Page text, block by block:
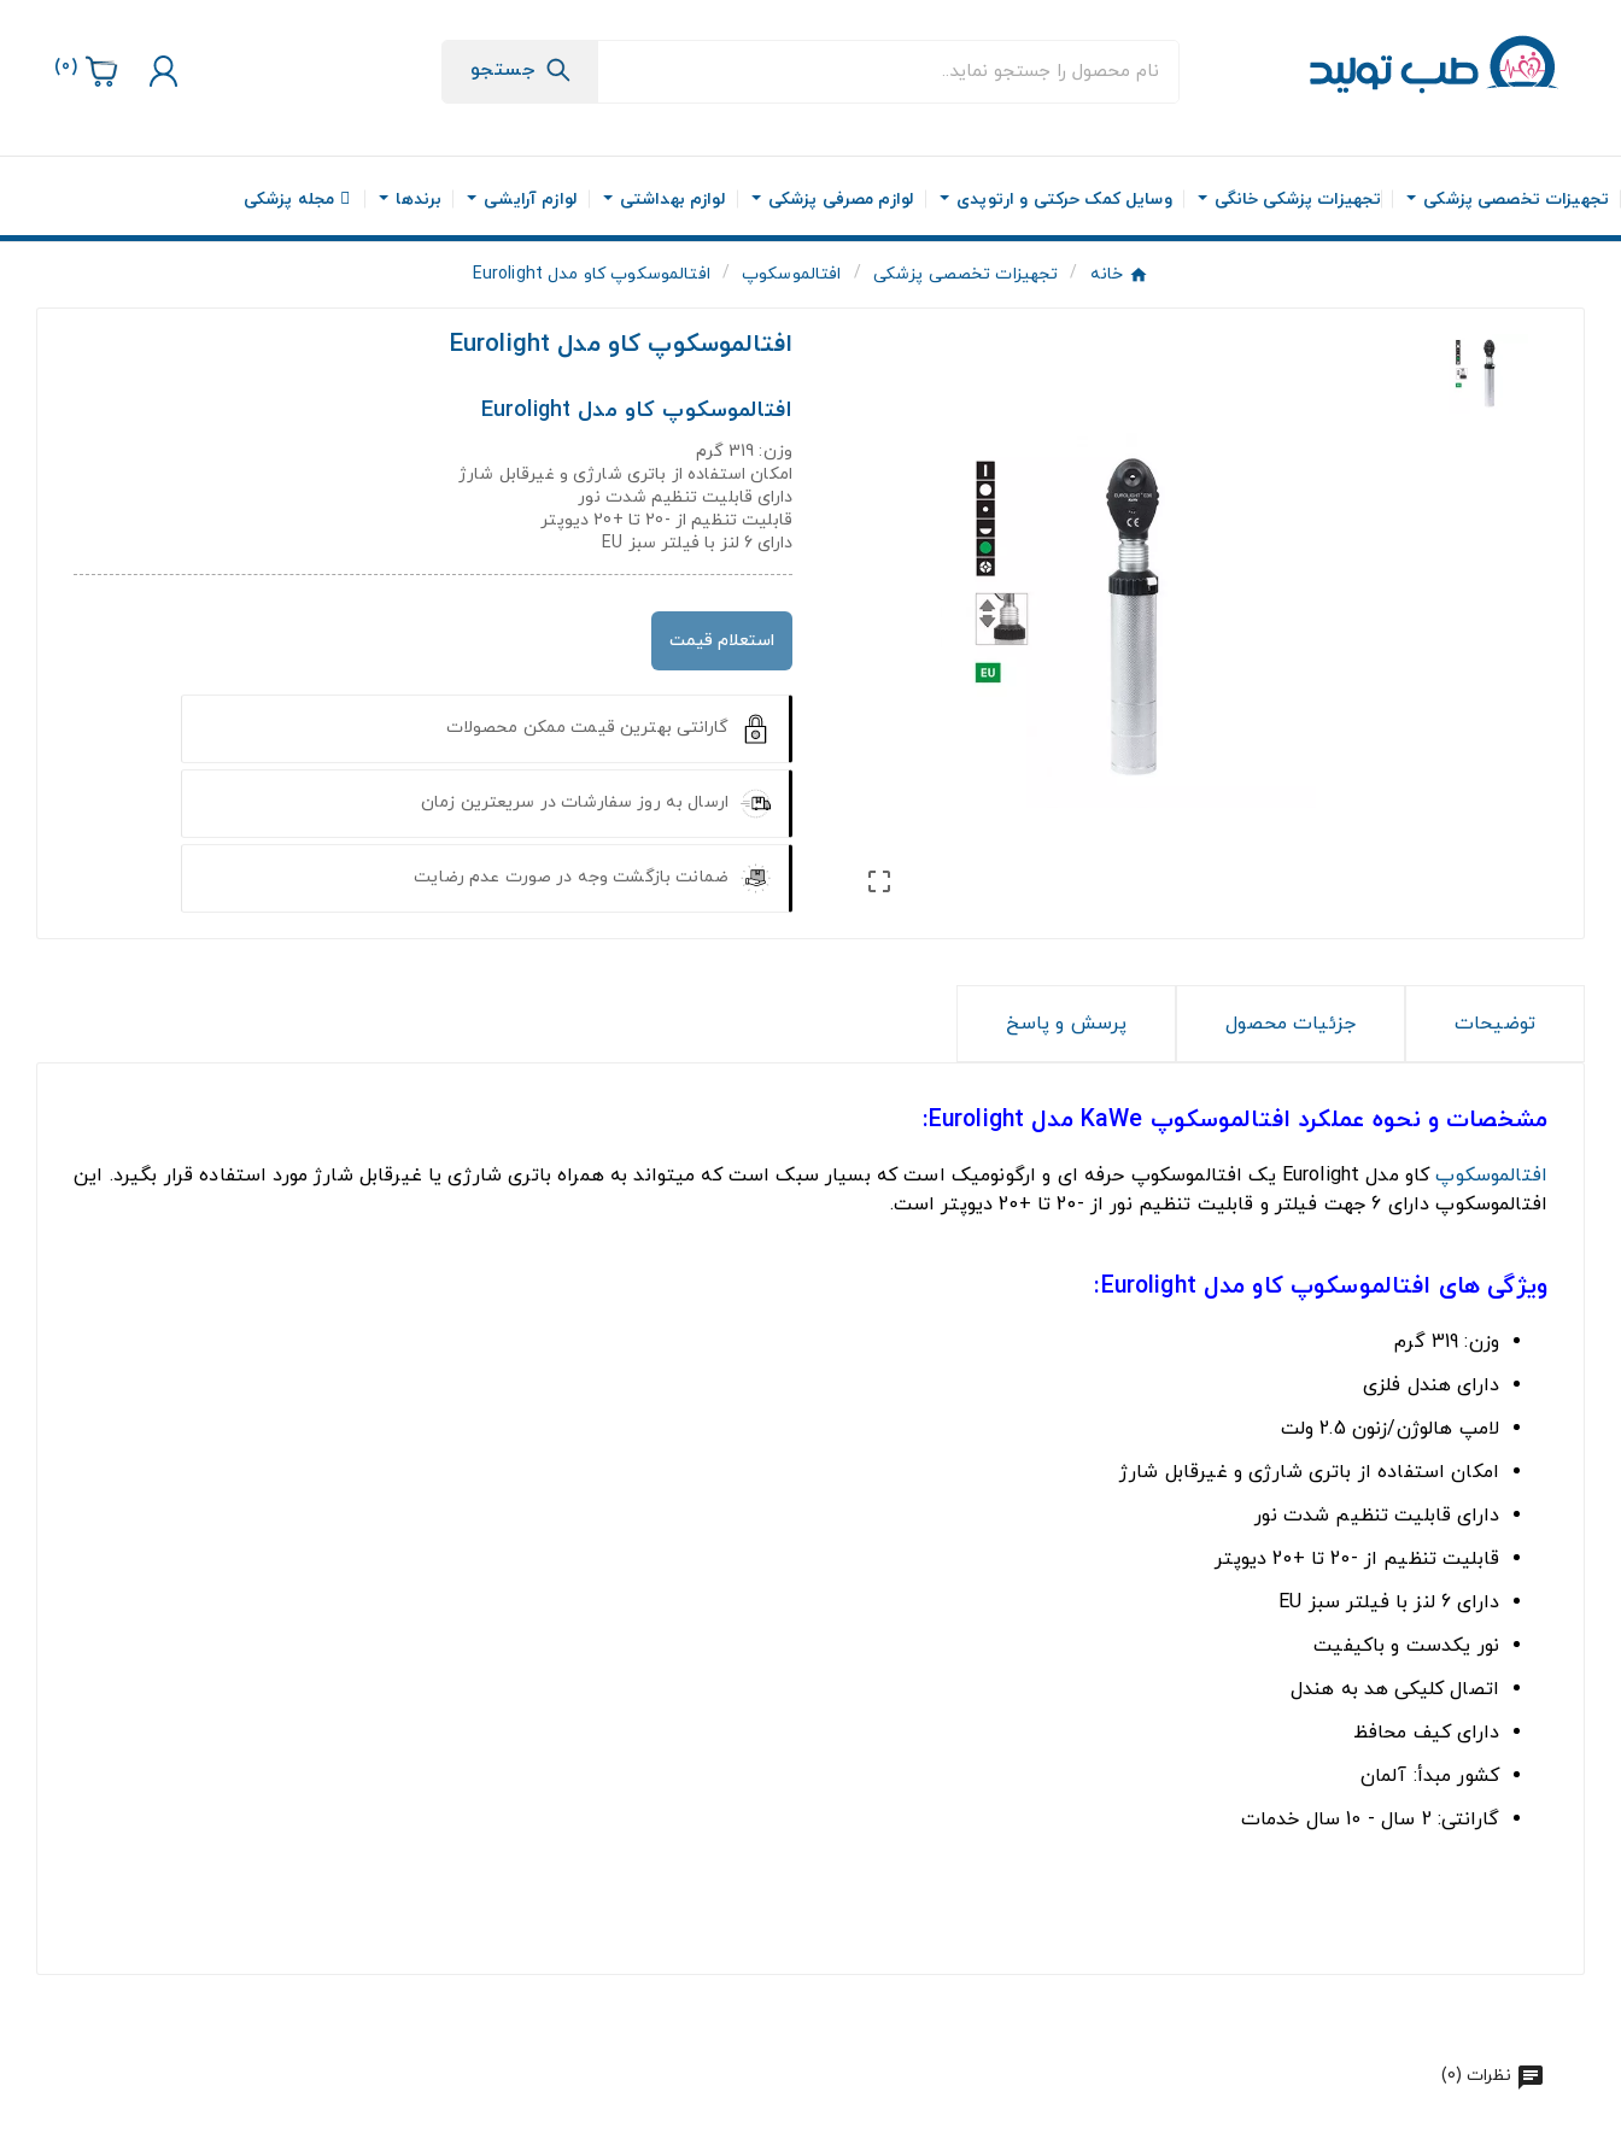
جستجو (
0
)
تجهیزات تخصصی پزشکی تجهیزات پزشکی خانگی وسایل کمک حرکتی و ارتوپدی لوازم مصرفی پزشکی لوازم بهداشتی لوازم آرایشی برندها مجله پزشکی
خانه تجهیزات تخصصی پزشکی افتالموسکوپ افتالموسکوپ کاو مدل Eurolight

افتالموسکوپ کاو مدل Eurolight
افتالموسکوپ کاو مدل Eurolight
وزن: 319 گرم
امکان استفاده از باتری شارژی و غیرقابل شارژ
دارای قابلیت تنظیم شدت نور
قابلیت تنظیم از -20 تا +20 دیوپتر
دارای 6 لنز با فیلتر سبز EU
استعلام قیمت
گارانتی بهترین قیمت ممکن محصولات
ارسال به روز سفارشات در سریعترین زمان
ضمانت بازگشت وجه در صورت عدم رضایت
توضیحات جزئیات محصول پرسش و پاسخ
مشخصات و نحوه عملکرد افتالموسکوپ KaWe مدل Eurolight:
افتالموسکوپ
کاو مدل Eurolight یک افتالموسکوپ حرفه ای و ارگونومیک است که بسیار سبک است که میتواند به همراه باتری شارژی یا غیرقابل شارژ مورد استفاده قرار بگیرد. این
افتالموسکوپ دارای 6 جهت فیلتر و قابلیت تنظیم نور از -20 تا +20 دیوپتر است.
ویژگی های افتالموسکوپ کاو مدل Eurolight:
وزن: 319 گرم
دارای هندل فلزی
لامپ هالوژن/زنون 2.5 ولت
امکان استفاده از باتری شارژی و غیرقابل شارژ
دارای قابلیت تنظیم شدت نور
قابلیت تنظیم از -20 تا +20 دیوپتر
دارای 6 لنز با فیلتر سبز EU
نور یکدست و باکیفیت
اتصال کلیکی هد به هندل
دارای کیف محافظ
کشور مبدأ: آلمان
گارانتی: 2 سال - 10 سال خدمات
نظرات (0)